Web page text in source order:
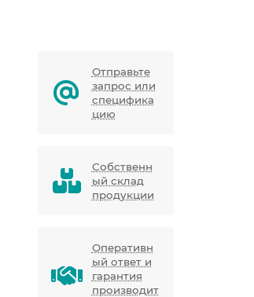
Отправьте
запрос или
специфика
цию
Собственн
ый склад
продукции
Оперативн
ый ответ и
гарантия
производит